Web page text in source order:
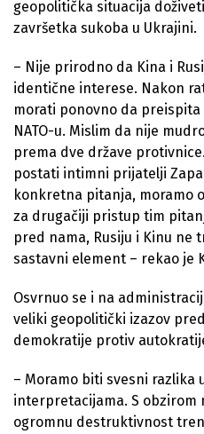
geopolitička situacija
završetka sukoba u Ukrajini.
– Nije prirodno da Kina i
identične interese. Nakon
morati ponovno da
NATO-u. Mislim da nije
prema dve države
postati intimni prijatelji
konkretna pitanja, moramo
za drugačiji pristup tim
pred nama, Rusiju i Kinu ne
sastavni element – rekao je
Osvrnuo se i na
veliki geopolitički izazov
demokratije protiv
– Moramo biti svesni razlika
interpretacijama. S obzirom
ogromnu destruktivnost